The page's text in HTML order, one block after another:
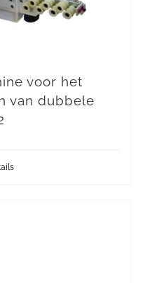
voor het
van dubbele